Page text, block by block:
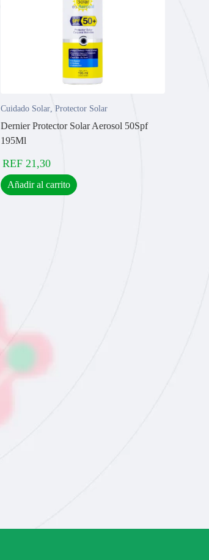
Cuidado Solar, Protector Solar
Dernier Protector Solar Aerosol 50Spf
195Ml
REF 21,30
Añadir al carrito